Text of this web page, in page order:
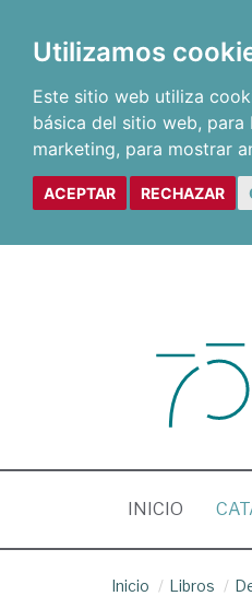
Utilizamos
Este sitio web utiliza
básica del sitio web, para
marketing, para mostrar
ACEPTAR RECHAZAR
INICIO
Inicio Libros